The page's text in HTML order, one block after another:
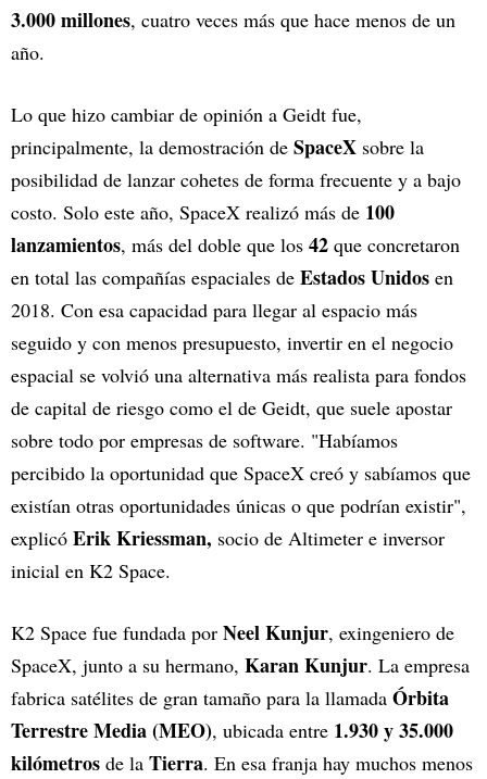
3.000 millones, cuatro veces más que hace menos de un
año.
Lo que hizo cambiar de opinión a Geidt fue,
principalmente, la demostración de SpaceX sobre la
posibilidad de lanzar cohetes de forma frecuente y a bajo
costo. Solo este año, SpaceX realizó más de 100
lanzamientos, más del doble que los 42 que concretaron
en total las compañías espaciales de Estados Unidos en
2018. Con esa capacidad para llegar al espacio más
seguido y con menos presupuesto, invertir en el negocio
espacial se volvió una alternativa más realista para fondos
de capital de riesgo como el de Geidt, que suele apostar
sobre todo por empresas de software. "Habíamos
percibido la oportunidad que SpaceX creó y sabíamos que
existían otras oportunidades únicas o que podrían existir",
explicó Erik Kriessman, socio de Altimeter e inversor
inicial en K2 Space.
K2 Space fue fundada por Neel Kunjur, exingeniero de
SpaceX, junto a su hermano, Karan Kunjur. La empresa
fabrica satélites de gran tamaño para la llamada Órbita
Terrestre Media (MEO), ubicada entre 1.930 y 35.000
kilómetros de la Tierra. En esa franja hay muchos menos